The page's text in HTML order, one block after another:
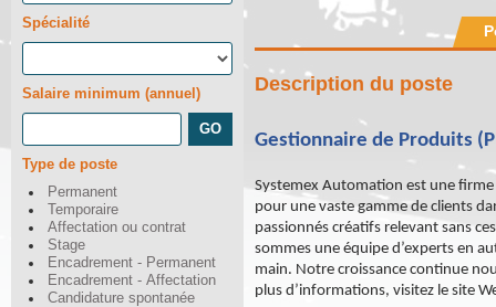
Spécialité
Salaire minimum (annuel)
Type de poste
Permanent
Temporaire
Affectation ou contrat
Stage
Encadrement - Permanent
Encadrement - Affectation
Candidature spontanée
Description du poste
Gestionnaire de Produits
Systemex Automation est une
pour une vaste gamme de clients
passionnés créatifs relevant sans
sommes une équipe d’experts en
main. Notre croissance continue
plus d’informations, visitez le site